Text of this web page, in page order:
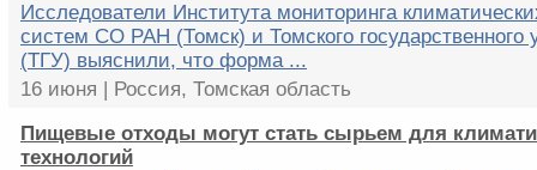
Исследователи Института мониторинга
систем СО РАН (Томск) и Томского государственного
(ТГУ) выяснили, что форма ...
16 июня | Россия, Томская область
Пищевые отходы могут стать сырьем для
технологий